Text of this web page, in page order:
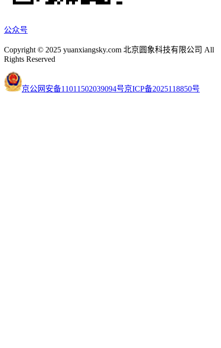
公众号
Copyright © 2025 yuanxiangsky.com 北京圆象科技有限公司 All
Rights Reserved
京公网安备11011502039094号京ICP备2025118850号